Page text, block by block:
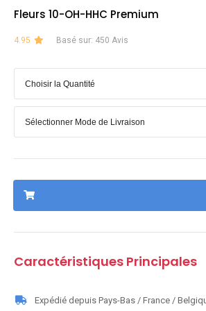
Fleurs 10-OH-HHC Premium
4.95 Basé sur: 450 Avis
Caractéristiques Principales
Expédié depuis Pays-Bas / France /